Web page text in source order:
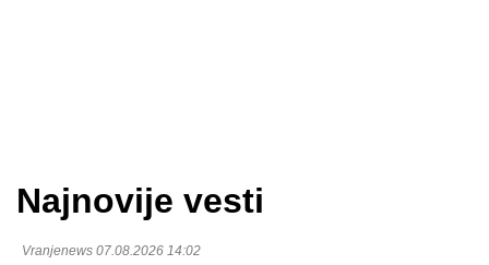
Najnovije vesti
Vranjenews 07.08.2026 14:02